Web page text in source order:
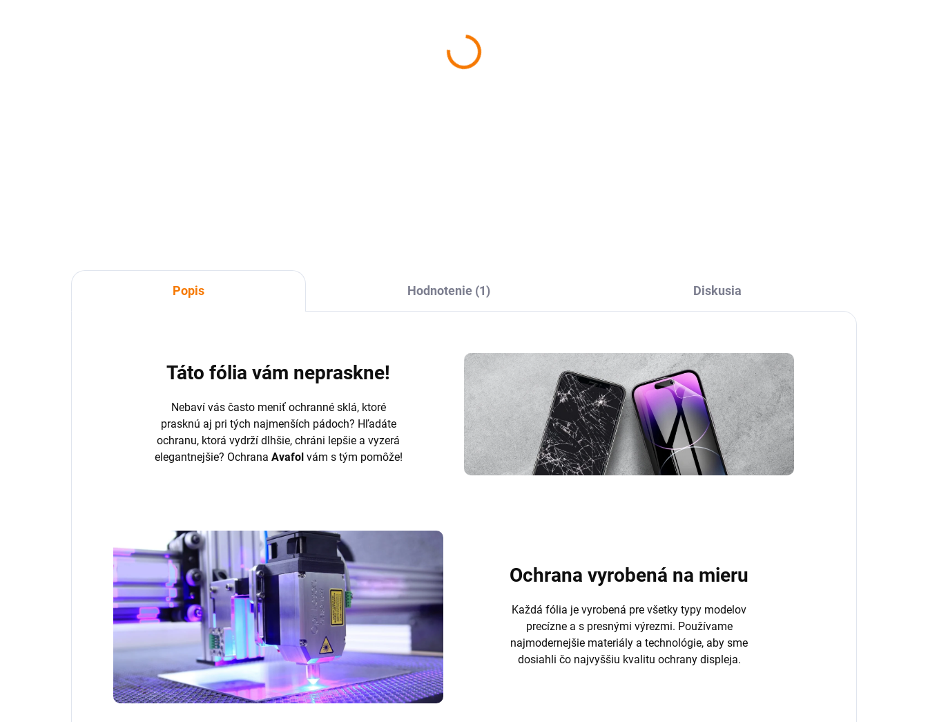
Popis Hodnotenie (1) Diskusia
Táto fólia vám nepraskne!
Nebaví vás často meniť ochranné sklá, ktoré
prasknú aj pri tých najmenších pádoch? Hľadáte
ochranu, ktorá vydrží dlhšie, chráni lepšie a vyzerá
elegantnejšie? Ochrana Avafol vám s tým pomôže!
Ochrana vyrobená na mieru
Každá fólia je vyrobená pre všetky typy modelov
precízne a s presnými výrezmi. Používame
najmodernejšie materiály a technológie, aby sme
dosiahli čo najvyššiu kvalitu ochrany displeja.